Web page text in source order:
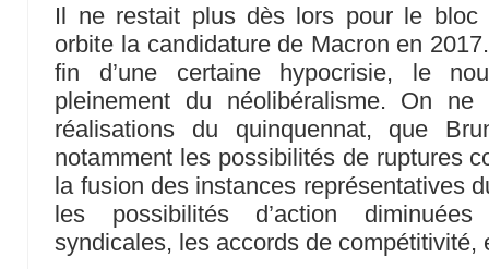
Il ne restait plus dès lors pour le bloc
orbite la candidature de Macron en
fin d’une certaine hypocrisie, le
pleinement du néolibéralisme. On
réalisations du quinquennat, que
notamment les possibilités de ruptures
la fusion des instances représentatives
les possibilités d’action
syndicales, les accords de compétitivité,